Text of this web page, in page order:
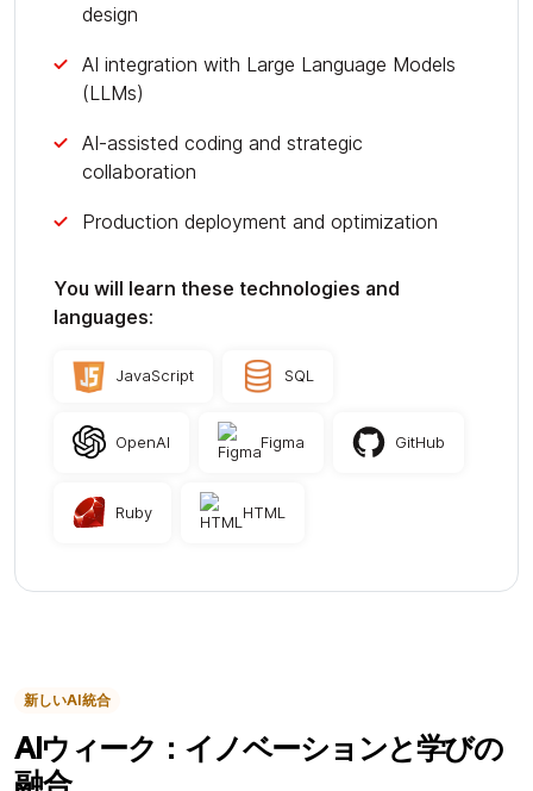
design
AI integration with Large Language Models
(LLMs)
AI-assisted coding and strategic
collaboration
Production deployment and optimization
You will learn these technologies and
languages:
JavaScript SQL
OpenAI Figma GitHub
Ruby HTML
新しいAI統合
AIウィーク：イノベーションと学びの